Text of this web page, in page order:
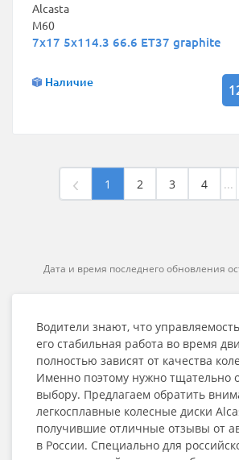
Alcasta
M60
7x17 5x114.3 66.6 ET37 graphite
Наличие
1 2 3 4 ...
Дата и время последнего обновления
Водители знают, что
его стабильная работа во время
полностью зависят от качества
Именно поэтому нужно тщательно
выбору. Предлагаем обратить
легкосплавные колесные диски
получившие отличные отзывы от
в России. Специально для